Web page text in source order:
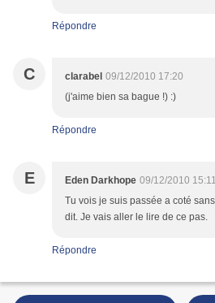
Répondre
C clarabel 09/12/2010 17:20
(j'aime bien sa bague !) :)
Répondre
E Eden Darkhope 09/12/2010 15:11
Tu vois je suis passée a coté
dit. Je vais aller le lire de ce pas.
Répondre